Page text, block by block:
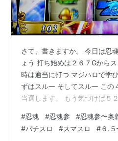
さて、書きますか。 今日は忍
ょう 打ち始めは２６７Gから
時は適当に打つ マジハロで学
ずはスルー そしてスルー この
当選します。 もう気づけば５
プレー分ももうないんでね、
しょう 正直ここでの抽選よく
#忍魂 #忍魂参 #忍魂参〜奥
#パチスロ #スマスロ #６.